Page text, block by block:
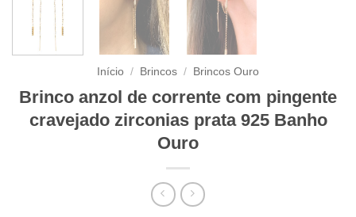
Início / Brincos / Brincos Ouro
Brinco anzol de corrente com pingente
cravejado zirconias prata 925 Banho
Ouro